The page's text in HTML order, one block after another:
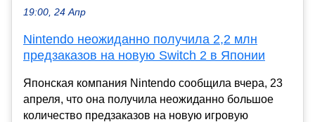
19:00, 24 Апр
Nintendo неожиданно получила 2,2 млн
предзаказов на новую Switch 2 в Японии
Японская компания Nintendo сообщила вчера, 23
апреля, что она получила неожиданно большое
количество предзаказов на новую игровую